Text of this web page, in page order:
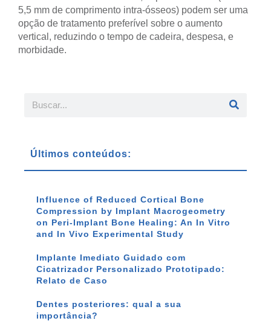
5,5 mm de comprimento intra-ósseos) podem ser uma
opção de tratamento preferível sobre o aumento
vertical, reduzindo o tempo de cadeira, despesa, e
morbidade.
Últimos conteúdos:
Influence of Reduced Cortical Bone
Compression by Implant Macrogeometry
on Peri-Implant Bone Healing: An In Vitro
and In Vivo Experimental Study
Implante Imediato Guidado com
Cicatrizador Personalizado Prototipado:
Relato de Caso
Dentes posteriores: qual a sua
importância?